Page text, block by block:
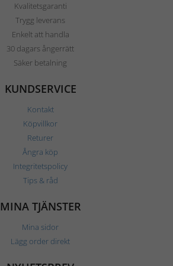
Kvalitetsgaranti
Trygg leverans
Enkelt att handla
30 dagars ångerrätt
Säker betalning
KUNDSERVICE
Kontakt
Köpvillkor
Returer
Ångra köp
Integritetspolicy
Tips & råd
MINA TJÄNSTER
Mina sidor
Lägg order direkt